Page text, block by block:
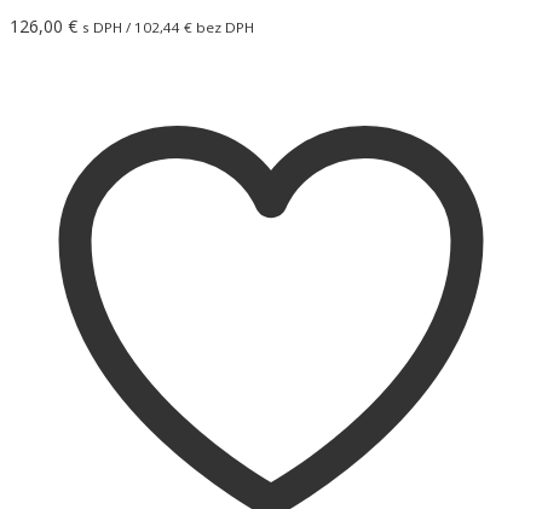
126,00 € s DPH / 102,44 € bez DPH